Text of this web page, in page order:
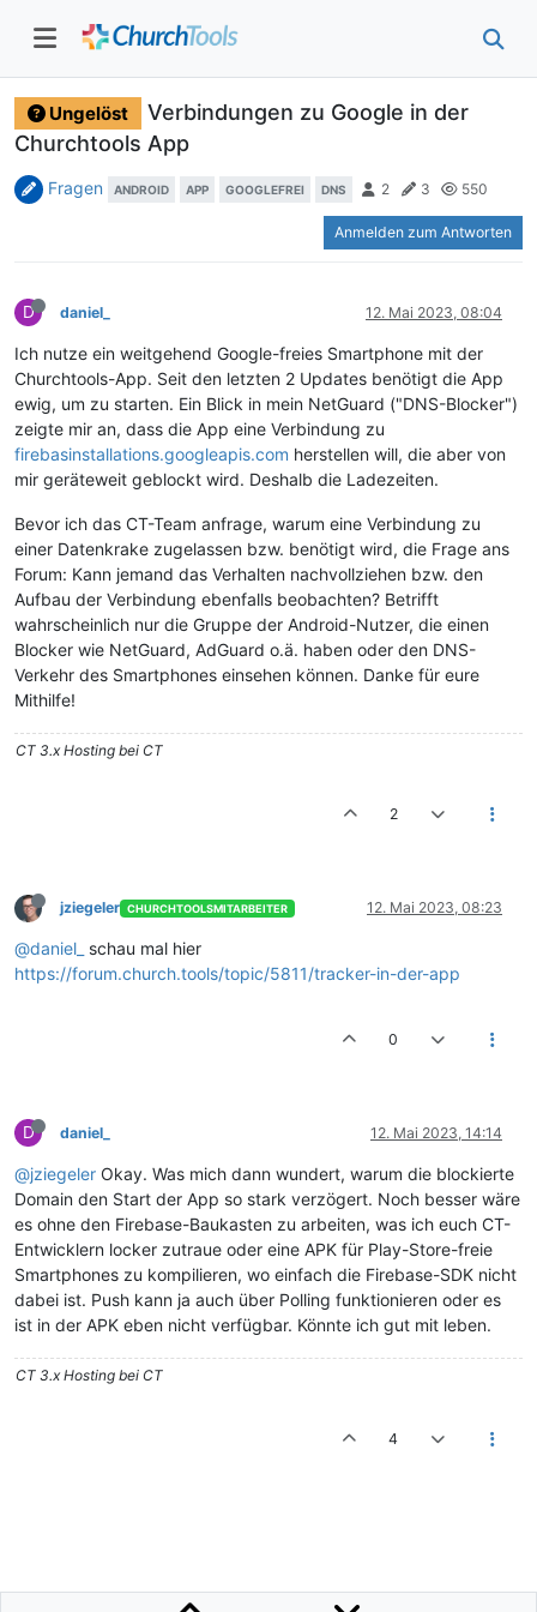
Ungelöst
Verbindungen zu Google in der
Churchtools App
Fragen ANDROID APP GOOGLEFREI DNS 2 3 550
Anmelden zum Antworten
D daniel_ 12. Mai 2023, 08:04
Ich nutze ein weitgehend Google-freies Smartphone mit der
Churchtools-App. Seit den letzten 2 Updates benötigt die App
ewig, um zu starten. Ein Blick in mein NetGuard ("DNS-Blocker")
zeigte mir an, dass die App eine Verbindung zu
firebasinstallations.googleapis.com herstellen will, die aber von
mir geräteweit geblockt wird. Deshalb die Ladezeiten.
Bevor ich das CT-Team anfrage, warum eine Verbindung zu
einer Datenkrake zugelassen bzw. benötigt wird, die Frage ans
Forum: Kann jemand das Verhalten nachvollziehen bzw. den
Aufbau der Verbindung ebenfalls beobachten? Betrifft
wahrscheinlich nur die Gruppe der Android-Nutzer, die einen
Blocker wie NetGuard, AdGuard o.ä. haben oder den DNS-
Verkehr des Smartphones einsehen können. Danke für eure
Mithilfe!
CT 3.x Hosting bei CT
2
jziegeler CHURCHTOOLSMITARBEITER 12. Mai 2023, 08:23
@daniel_
schau mal hier
https://forum.church.tools/topic/5811/tracker-in-der-app
0
D daniel_ 12. Mai 2023, 14:14
@jziegeler Okay. Was mich dann wundert, warum die blockierte
Domain den Start der App so stark verzögert. Noch besser wäre
es ohne den Firebase-Baukasten zu arbeiten, was ich euch CT-
Entwicklern locker zutraue oder eine APK für Play-Store-freie
Smartphones zu kompilieren, wo einfach die Firebase-SDK nicht
dabei ist. Push kann ja auch über Polling funktionieren oder es
ist in der APK eben nicht verfügbar. Könnte ich gut mit leben.
CT 3.x Hosting bei CT
4